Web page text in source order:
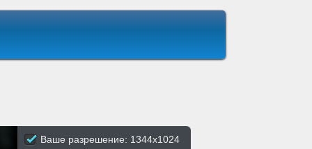
Ваше разрешение: 1344x1024